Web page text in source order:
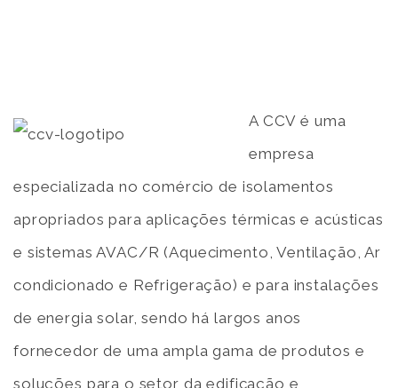
A CCV é uma
empresa
especializada no comércio de isolamentos
apropriados para aplicações térmicas e acústicas
e sistemas AVAC/R (Aquecimento, Ventilação, Ar
condicionado e Refrigeração) e para instalações
de energia solar, sendo há largos anos
fornecedor de uma ampla gama de produtos e
soluções para o setor da edificação e